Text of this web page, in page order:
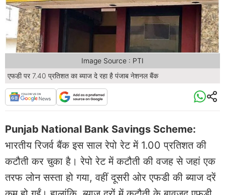
एफडी पर 7.40 प्रतिशत का ब्याज दे रहा है पंजाब नेशनल बैंक
Image Source : PTI
Punjab National Bank Savings Scheme:
भारतीय रिजर्व बैंक इस साल रेपो रेट में 1.00 प्रतिशत की
कटौती कर चुका है। रेपो रेट में कटौती की वजह से जहां एक
तरफ लोन सस्ता हो गया, वहीं दूसरी ओर एफडी की ब्याज दरें